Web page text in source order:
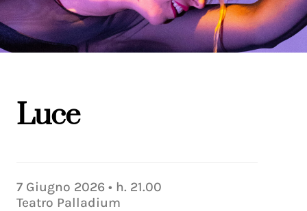
Luce
7 Giugno 2026 • h. 21.00
Teatro Palladium